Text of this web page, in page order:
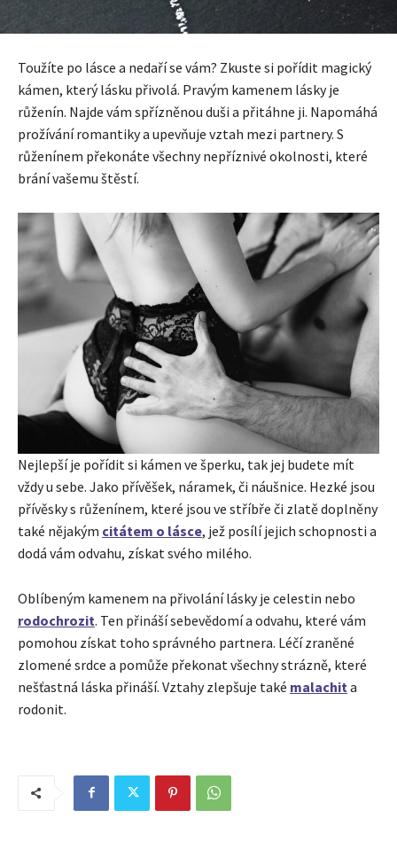
Toužíte po lásce a nedaří se vám? Zkuste si pořídit magický
kámen, který lásku přivolá. Pravým kamenem lásky je
růženín. Najde vám spřízněnou duši a přitáhne ji. Napomáhá
prožívání romantiky a upevňuje vztah mezi partnery. S
růženínem překonáte všechny nepříznivé okolnosti, které
brání vašemu štěstí.
Nejlepší je pořídit si kámen ve šperku, tak jej budete mít
vždy u sebe. Jako přívěšek, náramek, či náušnice. Hezké jsou
přívěsky s růženínem, které jsou ve stříbře či zlatě doplněny
také nějakým citátem o lásce, jež posílí jejich schopnosti a
dodá vám odvahu, získat svého milého.
Oblíbeným kamenem na přivolání lásky je celestin nebo
rodochrozit. Ten přináší sebevědomí a odvahu, které vám
pomohou získat toho správného partnera. Léčí zraněné
zlomené srdce a pomůže překonat všechny strázně, které
nešťastná láska přináší. Vztahy zlepšuje také malachit a
rodonit.